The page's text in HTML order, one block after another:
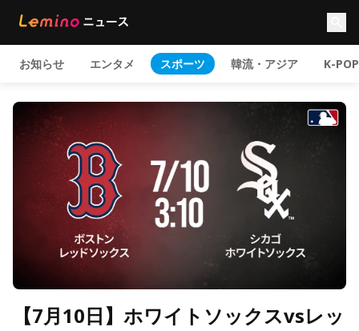
お知らせ エンタメ スポーツ 韓流・アジア K-POP
【7月10日】ホワイトソックスvsレッ